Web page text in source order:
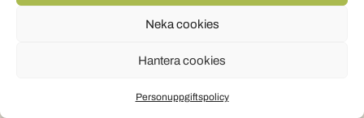
Neka cookies
Hantera cookies
Personuppgiftspolicy